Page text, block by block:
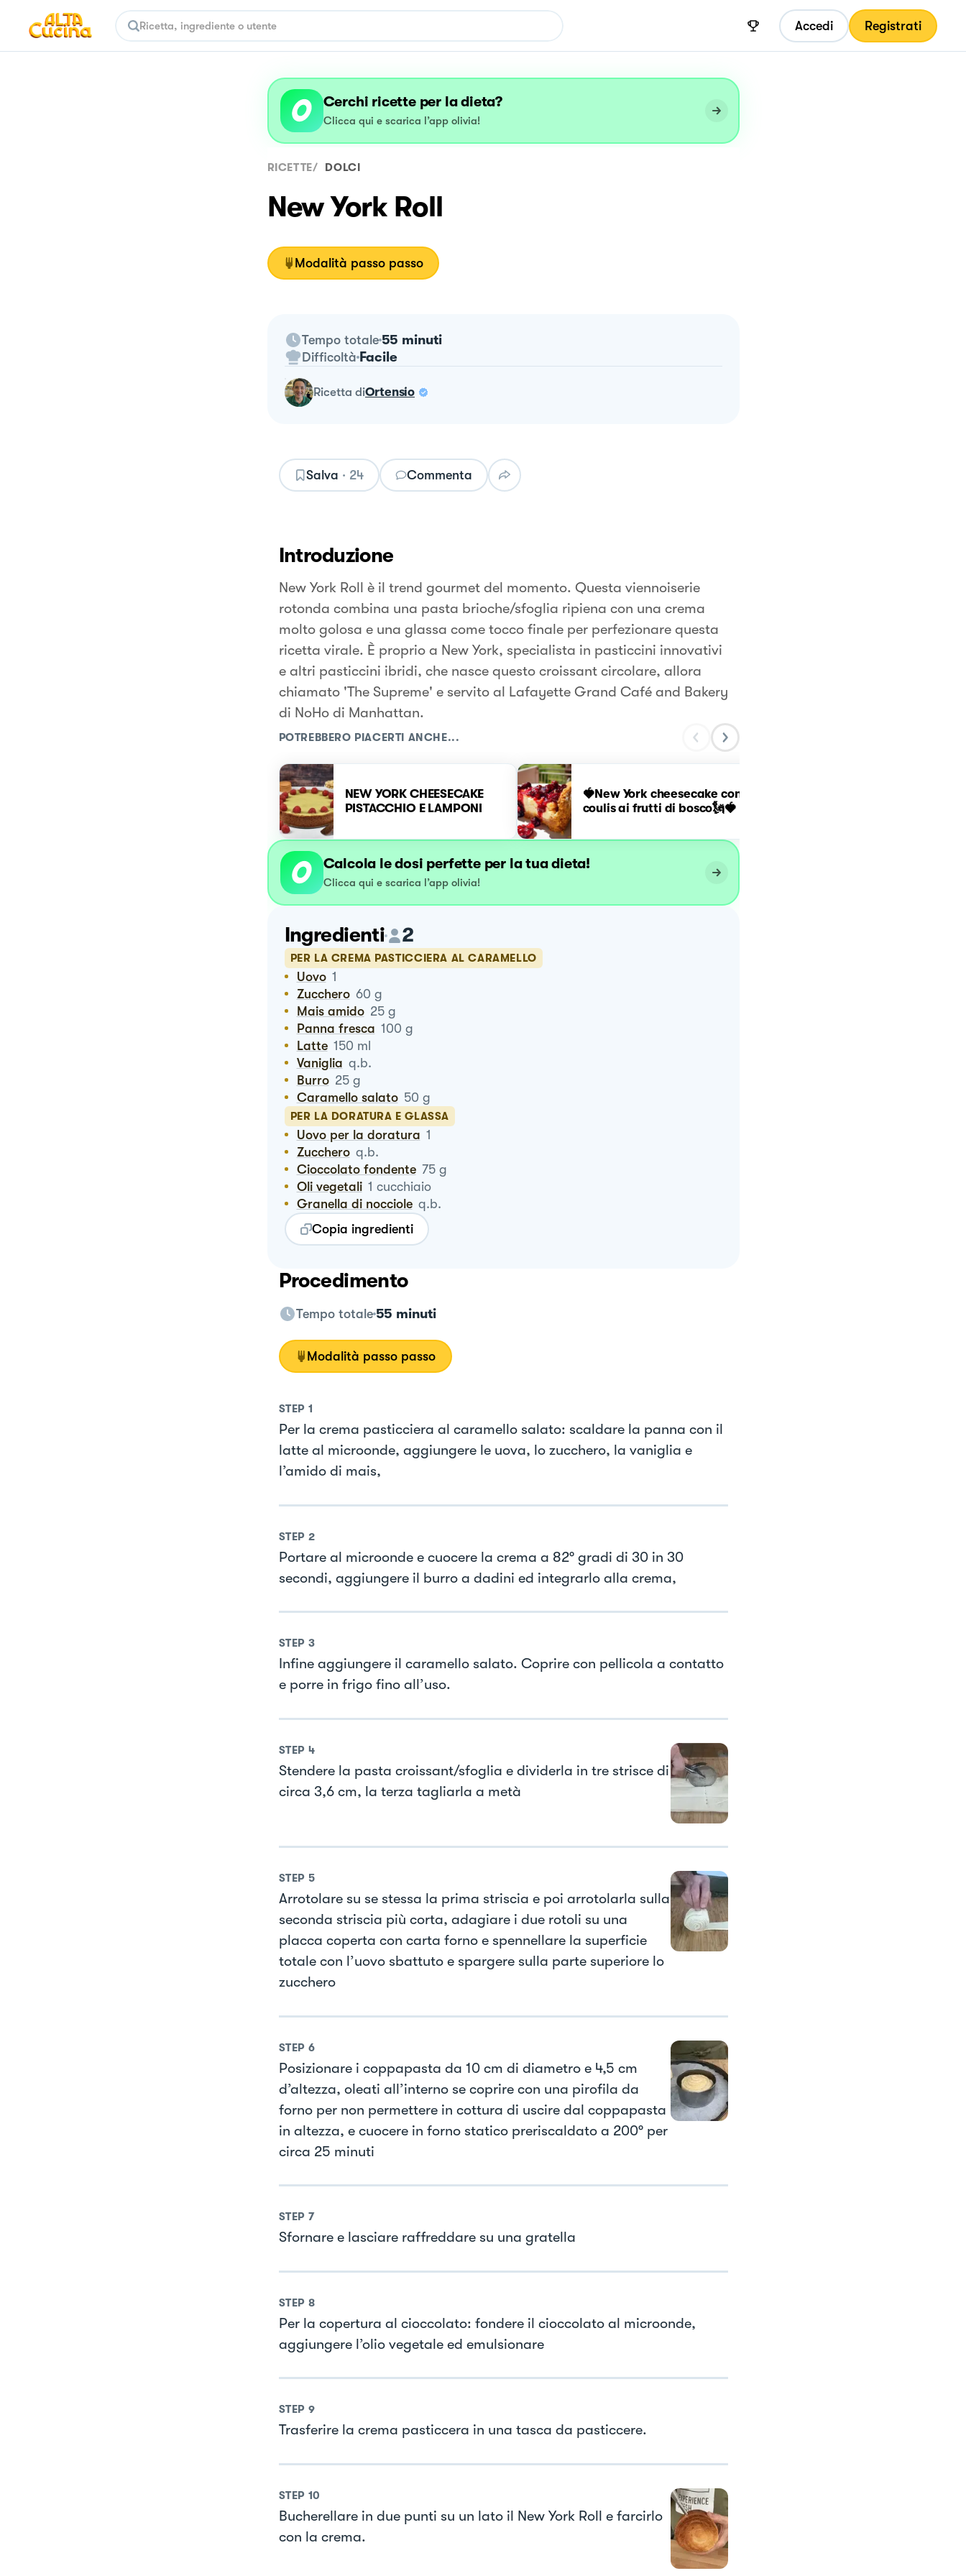
Accedi Registrati
Cerchi ricette per la dieta?
Clicca qui e scarica l’app olivia!
RICETTE/ DOLCI
New York Roll
Modalità passo passo
Tempo totale 55 minuti
Difficoltà Facile
ricetta diOrtensio
Salva · 24 Commenta
Introduzione
New York Roll è il trend gourmet del momento. Questa viennoiserie
rotonda combina una pasta brioche/sfoglia ripiena con una crema
molto golosa e una glassa come tocco finale per perfezionare questa
ricetta virale. È proprio a New York, specialista in pasticcini innovativi
e altri pasticcini ibridi, che nasce questo croissant circolare, allora
chiamato 'The Supreme' e servito al Lafayette Grand Café and Bakery
di NoHo di Manhattan.
POTREBBERO PIACERTI ANCHE...
NEW YORK CHEESECAKE
PISTACCHIO E LAMPONI
🍓New York cheesecake con
coulis ai frutti di bosco🗽🍓
Calcola le dosi perfette per la tua dieta!
Clicca qui e scarica l’app olivia!
Ingredienti 2
PER LA CREMA PASTICCIERA AL CARAMELLO
Uovo 1
Zucchero 60 g
Mais amido 25 g
Panna fresca 100 g
Latte 150 ml
Vaniglia q.b.
Burro 25 g
Caramello salato 50 g
PER LA DORATURA E GLASSA
Uovo per la doratura 1
Zucchero q.b.
Cioccolato fondente 75 g
Oli vegetali 1 cucchiaio
Granella di nocciole q.b.
Copia ingredienti
Procedimento
Tempo totale 55 minuti
Modalità passo passo
STEP 1
Per la crema pasticciera al caramello salato: scaldare la panna con il
latte al microonde, aggiungere le uova, lo zucchero, la vaniglia e
l’amido di mais,
STEP 2
Portare al microonde e cuocere la crema a 82° gradi di 30 in 30
secondi, aggiungere il burro a dadini ed integrarlo alla crema,
STEP 3
Infine aggiungere il caramello salato. Coprire con pellicola a contatto
e porre in frigo fino all’uso.
STEP 4
Stendere la pasta croissant/sfoglia e dividerla in tre strisce di
circa 3,6 cm, la terza tagliarla a metà
STEP 5
Arrotolare su se stessa la prima striscia e poi arrotolarla sulla
seconda striscia più corta, adagiare i due rotoli su una
placca coperta con carta forno e spennellare la superficie
totale con l’uovo sbattuto e spargere sulla parte superiore lo
zucchero
STEP 6
Posizionare i coppapasta da 10 cm di diametro e 4,5 cm
d’altezza, oleati all’interno se coprire con una pirofila da
forno per non permettere in cottura di uscire dal coppapasta
in altezza, e cuocere in forno statico preriscaldato a 200° per
circa 25 minuti
STEP 7
Sfornare e lasciare raffreddare su una gratella
STEP 8
Per la copertura al cioccolato: fondere il cioccolato al microonde,
aggiungere l’olio vegetale ed emulsionare
STEP 9
Trasferire la crema pasticcera in una tasca da pasticcere.
STEP 10
Bucherellare in due punti su un lato il New York Roll e farcirlo
con la crema.